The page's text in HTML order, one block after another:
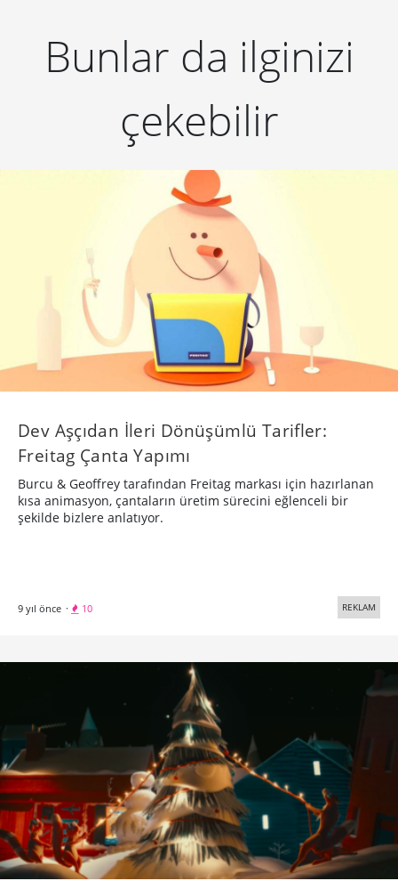
Bunlar da ilginizi
çekebilir
Dev Aşçıdan İleri Dönüşümlü Tarifler:
Freitag Çanta Yapımı
Burcu & Geoffrey tarafından Freitag markası için hazırlanan
kısa animasyon, çantaların üretim sürecini eğlenceli bir
şekilde bizlere anlatıyor.
9 yıl önce · 10 REKLAM